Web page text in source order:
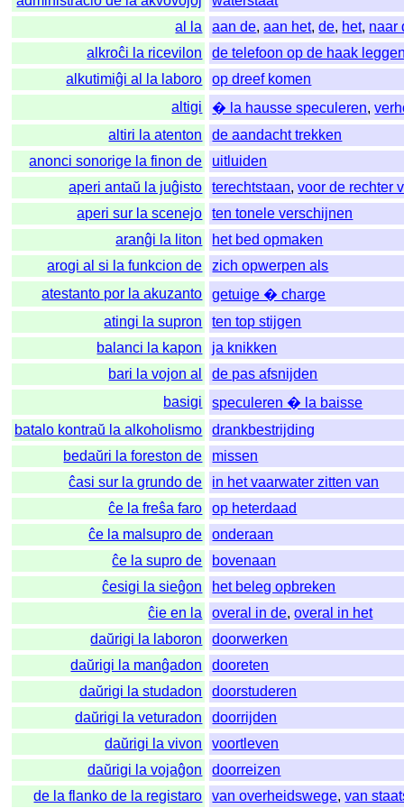
al la
aan de,aan het,de, het, naar
alkroĉi la ricevilon
de telefoon op de haak leggen
alkutimiĝi al la laboro
op dreef komen
altigi
� la hausse speculeren,
altiri la atenton
de aandacht trekken
anonci sonorige la finon de
uitluiden
aperi antaŭ la juĝisto
terechtstaan,voor de rechter
aperi sur la scenejo
ten tonele verschijnen
aranĝi la liton
het bed opmaken
arogi al si la funkcion de
zich opwerpen als
atestanto por la akuzanto
getuige � charge
atingi la supron
ten top stijgen
balanci la kapon
ja knikken
bari la vojon al
de pas afsnijden
basigi
speculeren � la baisse
batalo kontraŭ la alkoholismo
drankbestrijding
bedaŭri la foreston de
missen
ĉasi sur la grundo de
in het vaarwater zitten van
ĉe la freŝa faro
op heterdaad
ĉe la malsupro de
onderaan
ĉe la supro de
bovenaan
ĉesigi la sieĝon
het beleg opbreken
ĉie en la
overal in de,overal in het
daŭrigi la laboron
doorwerken
daŭrigi la manĝadon
dooreten
daŭrigi la studadon
doorstuderen
daŭrigi la veturadon
doorrijden
daŭrigi la vivon
voortleven
daŭrigi la vojaĝon
doorreizen
de la flanko de la registaro
van overheidswege,van